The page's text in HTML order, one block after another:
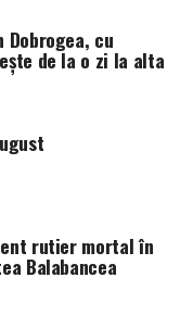
România, de o
şi Italia, pe de altă
război de partea
La
Austro-
războiul de
1919) (4/17)
lege nr. 177
prin care s-a
şi a practicării
dar s-a subliniat şi
Dobrogea, cu
de la o zi la alta
rutier mortal în
Balabancea